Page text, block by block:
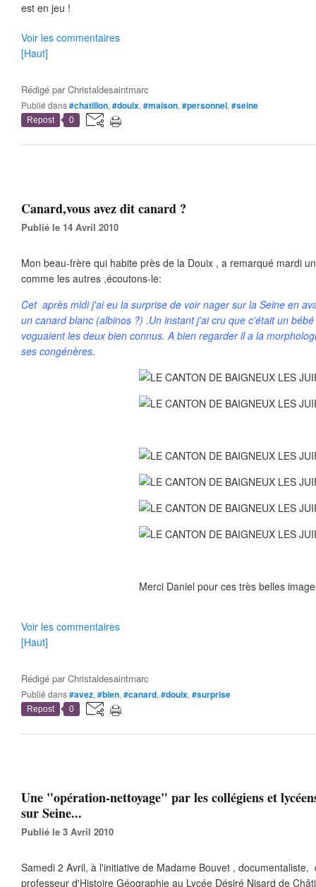
est en jeu !
Voir les commentaires
[Haut]
Rédigé parChristaldesaintmarc
Publié dans#chatillon, #douix, #maison, #personnel, #seine
Repost 0
Canard,vous avez dit canard ?
Publié le 14 Avril 2010
Mon beau-frère qui habite près de la Douix , a remarqué mardi
comme les autres ,écoutons-le:
Cet après midi j'ai eu la surprise de voir nager sur la Seine en
un canard blanc (albinos ?) .Un instant j'ai cru que c'était un
voguaient les deux bien connus. A bien regarder il a la
ses congénères.
Merci Daniel pour ces très belles
Voir les commentaires
[Haut]
Rédigé parChristaldesaintmarc
Publié dans#avez, #bien, #canard, #douix, #surprise
Repost 0
Une "opération-nettoyage" par les collégiens et
sur Seine...
Publié le 3 Avril 2010
Samedi 2 Avril, à l'initiative de Madame Bouvet ,
professeur d'Histoire Géographie au Lycée Désiré Nisard de